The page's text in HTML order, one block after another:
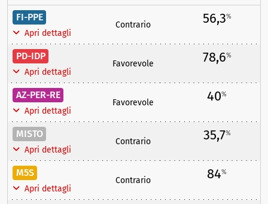
FI-PPE
Apri dettagli
Contrario 56,3%
PD-IDP
Apri dettagli
Favorevole 78,6%
AZ-PER-RE
Apri dettagli
Favorevole 40%
MISTO
Apri dettagli
Contrario 35,7%
M5S
Apri dettagli
Contrario 84%